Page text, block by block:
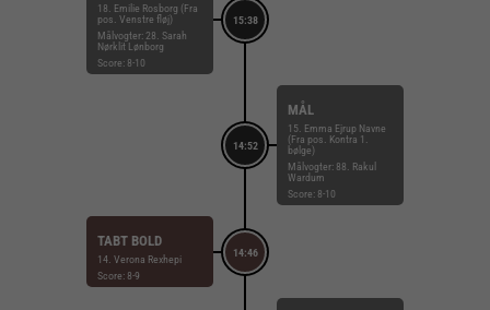
15:38
18. Emilie Rosborg (Fra
pos. Venstre fløj)
Målvogter: 28. Sarah
Nørklit Lønborg
Score: 8-10
14:52
MÅL
15. Emma Ejrup Navne
(Fra pos. Kontra 1.
bølge)
Målvogter: 88. Rakul
Wardum
Score: 8-10
14:46
TABT BOLD
14. Verona Rexhepi
Score: 8-9